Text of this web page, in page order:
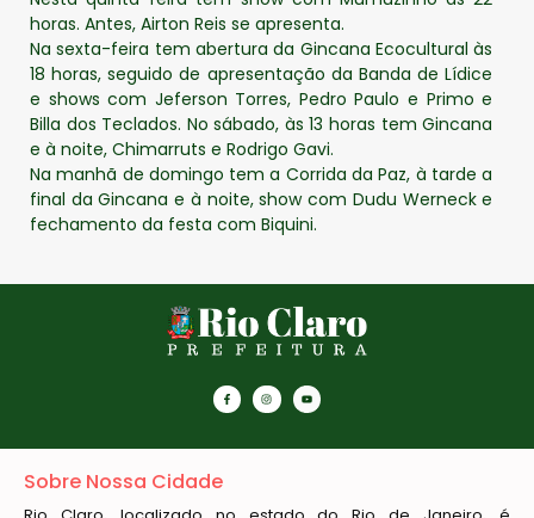
horas. Antes, Airton Reis se apresenta.
Na sexta-feira tem abertura da Gincana Ecocultural às
18 horas, seguido de apresentação da Banda de Lídice
e shows com Jeferson Torres, Pedro Paulo e Primo e
Billa dos Teclados. No sábado, às 13 horas tem Gincana
e à noite, Chimarruts e Rodrigo Gavi.
Na manhã de domingo tem a Corrida da Paz, à tarde a
final da Gincana e à noite, show com Dudu Werneck e
fechamento da festa com Biquini.
Sobre Nossa Cidade